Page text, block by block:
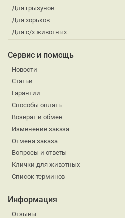
Для грызунов
Для хорьков
Для с/х животных
Сервис и помощь
Новости
Статьи
Гарантии
Способы оплаты
Возврат и обмен
Изменение заказа
Отмена заказа
Вопросы и ответы
Клички для животных
Список терминов
Информация
Отзывы